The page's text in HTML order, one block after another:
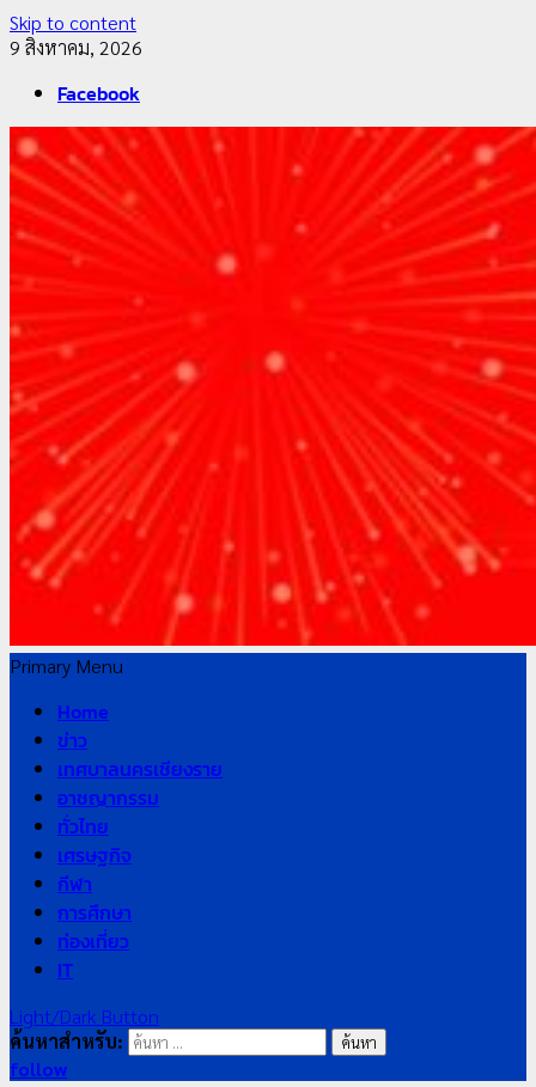
Skip to content
9 สิงหาคม, 2026
Facebook
Primary Menu
Home
ข่าว
เทศบาลนครเชียงราย
อาชญากรรม
ทั่วไทย
เศรษฐกิจ
กีฬา
การศึกษา
ท่องเที่ยว
IT
Light/Dark Button
ค้นหาสำหรับ:
follow